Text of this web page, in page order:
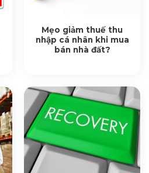
Mẹo giảm thuế thu
nhập cá nhân khi mua
bán nhà đất?